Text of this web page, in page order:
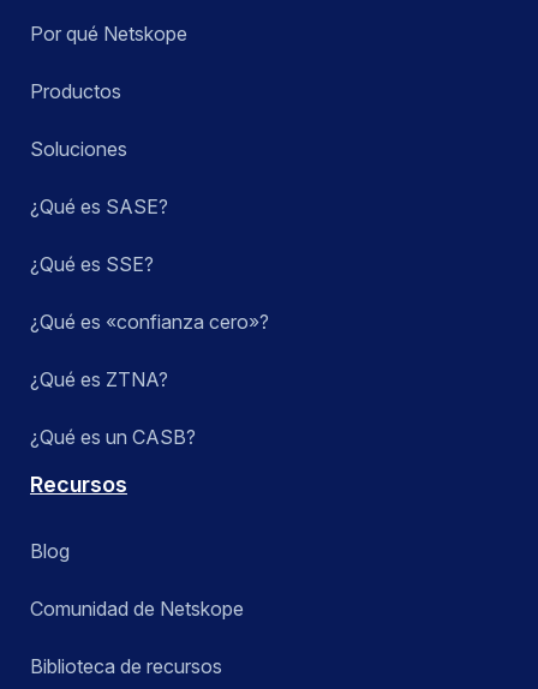
Por qué Netskope
Productos
Soluciones
¿Qué es SASE?
¿Qué es SSE?
¿Qué es «confianza cero»?
¿Qué es ZTNA?
¿Qué es un CASB?
Recursos
Blog
Comunidad de Netskope
Biblioteca de recursos